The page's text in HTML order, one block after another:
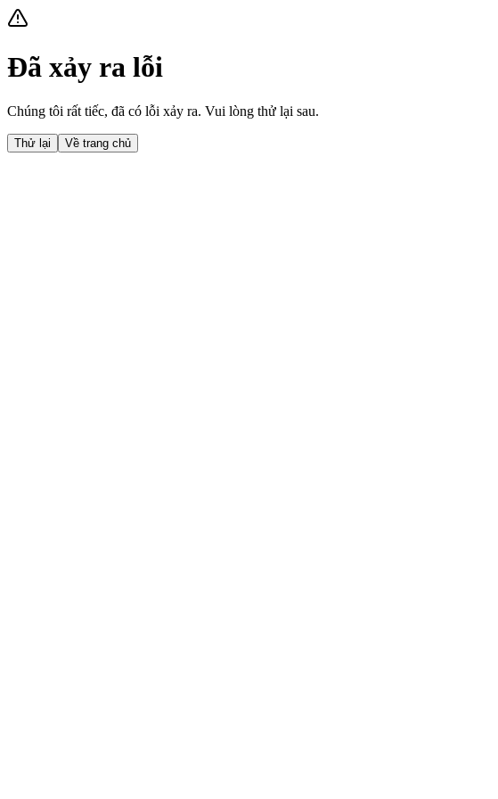
Đã xảy ra lỗi
Chúng tôi rất tiếc, đã có lỗi xảy ra. Vui lòng thử lại sau.
Thử lại Về trang chủ